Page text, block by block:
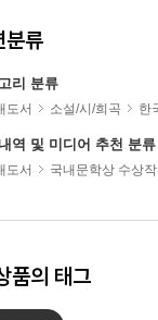
분류
리 분류
도서 소설/시/희곡 한
역 및 미디어 추천 분류
도서 국내문학상 수상작
품의 태그